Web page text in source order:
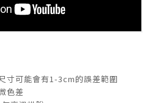
寸可能會有1-3cm的誤差範圍
色差